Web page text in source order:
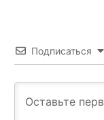
Подписаться